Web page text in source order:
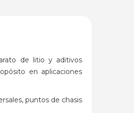
de litio y aditivos
en aplicaciones
puntos de chasis